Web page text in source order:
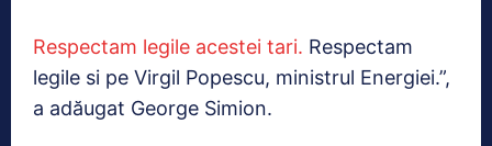
Respectam legile acestei tari. Respectam
legile si pe Virgil Popescu, ministrul Energiei.”,
a adăugat George Simion.